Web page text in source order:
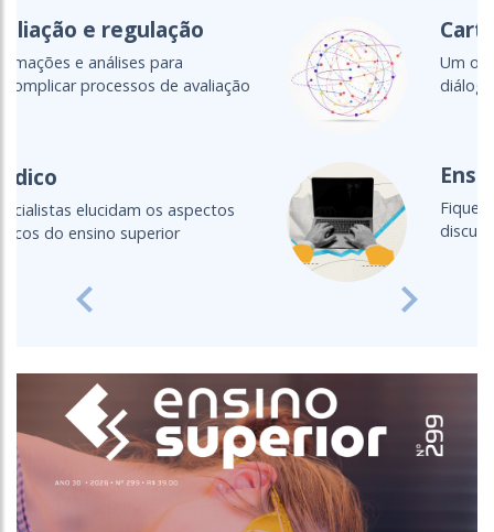
Cartografias do setor
Um olhar global para as políticas,
diálogos e transformações da...
Ensino a distância
Fique por dentro das principais
discussões acerca do EAD
Previous Next